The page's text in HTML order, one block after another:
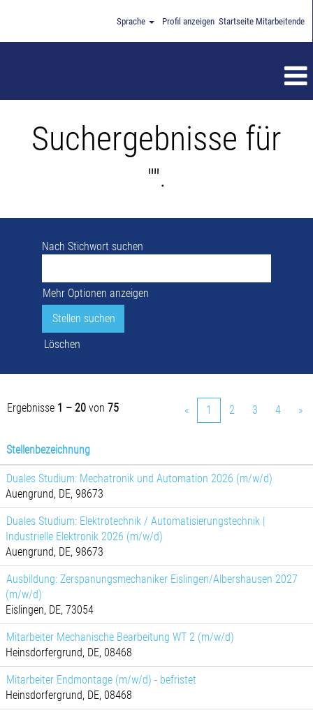
Sprache Profil anzeigen Startseite Mitarbeitende
Suchergebnisse für
"".
Nach Stichwort suchen
Mehr Optionen anzeigen
Löschen
Ergebnisse 1 – 20 von 75 « 1 2 3 4 »
Stellenbezeichnung
Duales Studium: Mechatronik und Automation 2026 (m/w/d)
Auengrund, DE, 98673
Duales Studium: Elektrotechnik / Automatisierungstechnik |
Industrielle Elektronik 2026 (m/w/d)
Auengrund, DE, 98673
Ausbildung: Zerspanungsmechaniker Eislingen/Albershausen 2027
(m/w/d)
Eislingen, DE, 73054
Mitarbeiter Mechanische Bearbeitung WT 2 (m/w/d)
Heinsdorfergrund, DE, 08468
Mitarbeiter Endmontage (m/w/d) - befristet
Heinsdorfergrund, DE, 08468